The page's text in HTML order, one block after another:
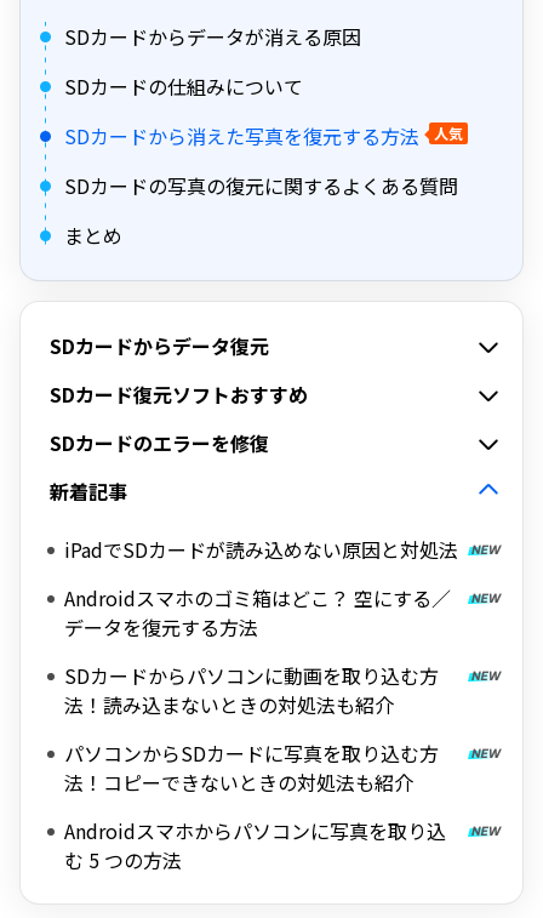
SDカードからデータが消える原因
SDカードの仕組みについて
SDカードから消えた写真を復元する方法
人気
SDカードの写真の復元に関するよくある質問
まとめ
SDカードからデータ復元
SDカード復元ソフトおすすめ
SDカードのエラーを修復
新着記事
iPadでSDカードが読み込めない原因と対処法
Androidスマホのゴミ箱はどこ？ 空にする／
データを復元する方法
SDカードからパソコンに動画を取り込む方
法！読み込まないときの対処法も紹介
パソコンからSDカードに写真を取り込む方
法！コピーできないときの対処法も紹介
Androidスマホからパソコンに写真を取り込
む 5 つの方法